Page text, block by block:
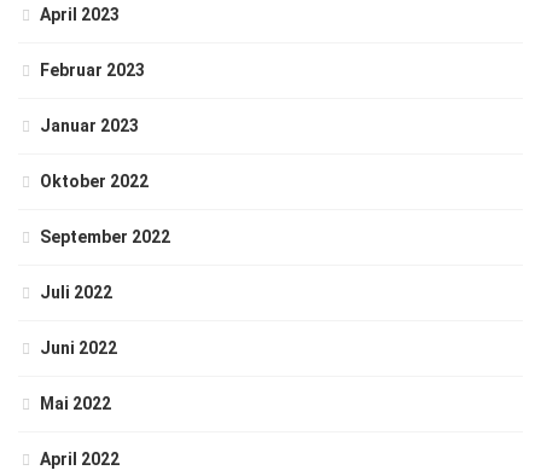
April 2023
Februar 2023
Januar 2023
Oktober 2022
September 2022
Juli 2022
Juni 2022
Mai 2022
April 2022